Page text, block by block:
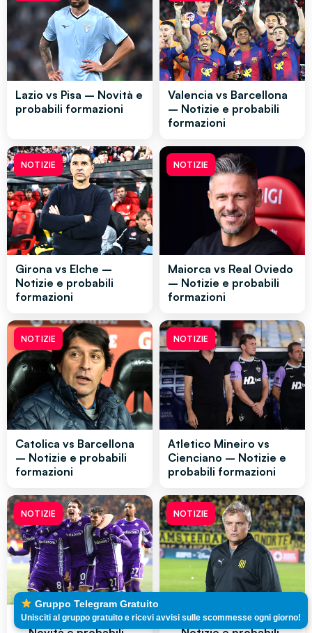
Lazio vs Pisa – Novità e
probabili formazioni
Valencia vs Barcellona
– Notizie e probabili
formazioni
NOTIZIE
Girona vs Elche –
Notizie e probabili
formazioni
NOTIZIE
Maiorca vs Real Oviedo
– Notizie e probabili
formazioni
NOTIZIE
Catolica vs Barcellona
– Notizie e probabili
formazioni
NOTIZIE
Atletico Mineiro vs
Cienciano – Notizie e
probabili formazioni
NOTIZIE
Fiorentina vs Atalanta
NOTIZIE
Peñarol vs Corinthians
Gruppo Telegram Gratuito
Unisciti al gruppo gratuito e ricevi avvisi sulle scommesse ogni giorno!